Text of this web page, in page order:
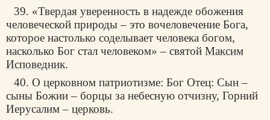
39. «Твердая уверенность в надежде обожения
человеческой природы – это вочеловечение Бога,
которое настолько соделывает человека богом,
насколько Бог стал человеком» – святой Максим
Исповедник.
40. О церковном патриотизме: Бог Отец: Сын –
сыны Божии – борцы за небесную отчизну, Горний
Иерусалим – церковь.